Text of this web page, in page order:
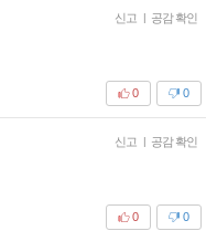
신고 | 공감 확인
0
0
신고 | 공감 확인
0
0